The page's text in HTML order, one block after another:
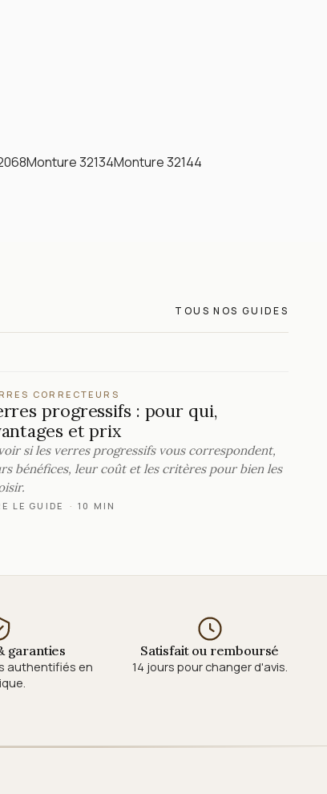
Monture 32134Monture 32144
TOUS NOS GUIDES
CORRECTEURS
progressifs : pour qui,
et prix
si les verres progressifs vous correspondent,
bénéfices, leur coût et les critères pour bien les
LE GUIDE · 10 MIN
garanties
authentifiés en
Satisfait ou remboursé
14 jours pour changer d'avis.